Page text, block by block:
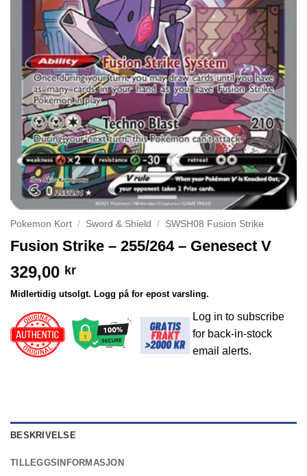
Pokemon Kort / Sword & Shield / SWSH08 Fusion Strike
Fusion Strike – 255/264 – Genesect V
329,00 kr
Midlertidig utsolgt. Logg på for epost varsling.
Log in to subscribe
for back-in-stock
email alerts.
BESKRIVELSE
TILLEGGSINFORMASJON